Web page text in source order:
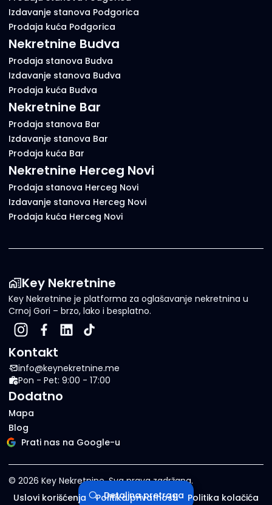
Detaljna pretraga
Izdavanje stanova Podgorica
Prodaja kuća Podgorica
Nekretnine Budva
Prodaja stanova Budva
Izdavanje stanova Budva
Prodaja kuća Budva
Nekretnine Bar
Prodaja stanova Bar
Izdavanje stanova Bar
Prodaja kuća Bar
Nekretnine Herceg Novi
Prodaja stanova Herceg Novi
Izdavanje stanova Herceg Novi
Prodaja kuća Herceg Novi
Key Nekretnine
Key Nekretnine je platforma za oglašavanje nekretnina u
Crnoj Gori – brzo, lako i besplatno.
Kontakt
info@keynekretnine.me
Pon - Pet: 9:00 - 17:00
Dodatno
Mapa
Blog
Prati nas na Google-u
© 2026 Key Nekretnine.Sva prava zadržana.
Uslovi korišćenja
Politika privatnosti Politika kolačića